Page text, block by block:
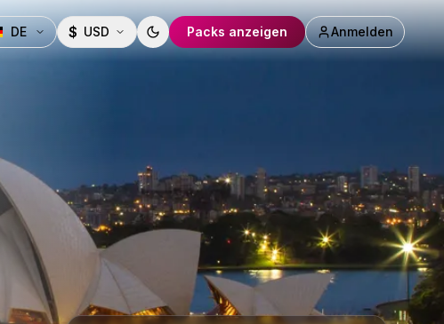
DE $ USD Toggle theme
Packs anzeigen Anmelden